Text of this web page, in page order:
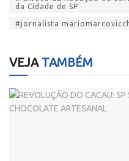
da Cidade de SP
#jornalista
VEJATAMBÉM